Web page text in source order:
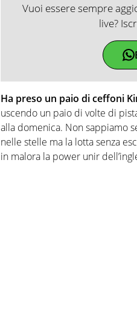
Vuoi essere sempre
live?
Ha preso un paio di ceffoni
uscendo un paio di volte di
alla domenica. Non sappiamo
nelle stelle ma la lotta senza
in malora la power unir